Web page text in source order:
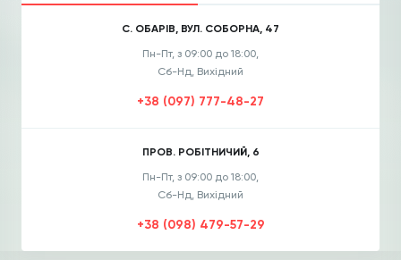
С. ОБАРІВ, ВУЛ. СОБОРНА, 47
Пн-Пт, з 09:00 до 18:00,
Сб-Нд, Вихідний
+38 (097) 777-48-27
ПРОВ. РОБІТНИЧИЙ, 6
Пн-Пт, з 09:00 до 18:00,
Сб-Нд, Вихідний
+38 (098) 479-57-29